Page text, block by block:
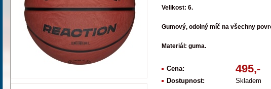
Velikost: 6.
Gumový, odolný míč na všechny
Materiál: guma.
Cena: 495,-
Dostupnost: Skladem